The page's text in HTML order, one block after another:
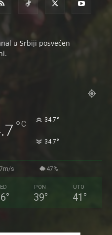
u Srbiji posvećen
°C 34.7°
34.7°
s 47%
°
PON
39°
UTO
41 °